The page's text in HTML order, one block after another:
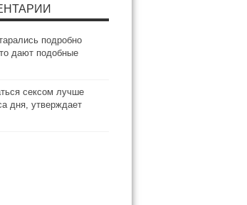
подробно
дают подобные
сексом лучше
дня, утверждает